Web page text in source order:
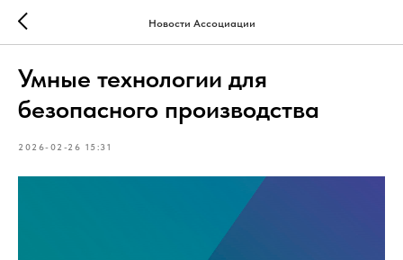
Новости Ассоциации
Умные технологии для
безопасного производства
2026-02-26 15:31